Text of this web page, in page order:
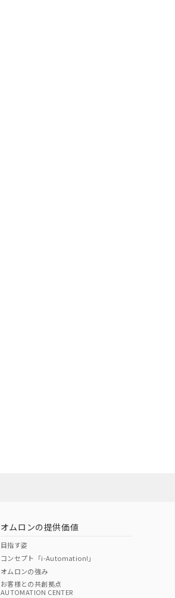
オムロンの提供価値
目指す姿
コンセプト「i-Automation!」
オムロンの強み
お客様との共創拠点
AUTOMATION CENTER